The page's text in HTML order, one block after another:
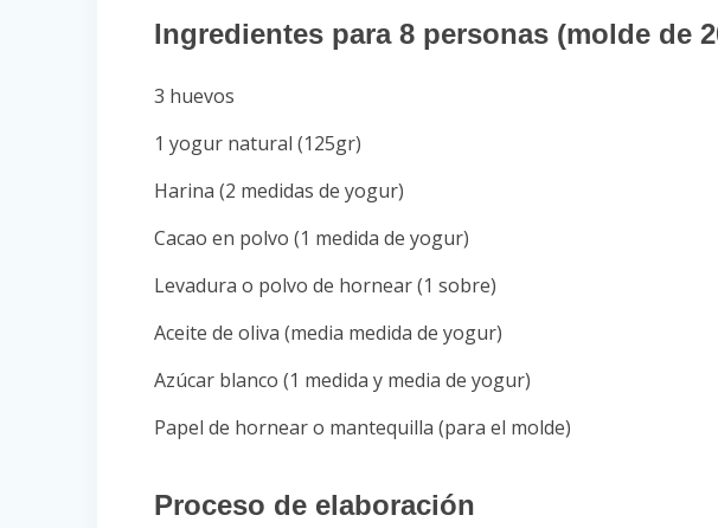
Ingredientes para 8 personas (molde de
3 huevos
1 yogur natural (125gr)
Harina (2 medidas de yogur)
Cacao en polvo (1 medida de yogur)
Levadura o polvo de hornear (1 sobre)
Aceite de oliva (media medida de yogur)
Azúcar blanco (1 medida y media de yogur)
Papel de hornear o mantequilla (para el molde)
Proceso de elaboración